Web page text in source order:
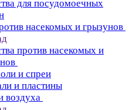
для посудомоечных
насекомых и грызунов
против насекомых и
и спреи
и пластины
воздуха